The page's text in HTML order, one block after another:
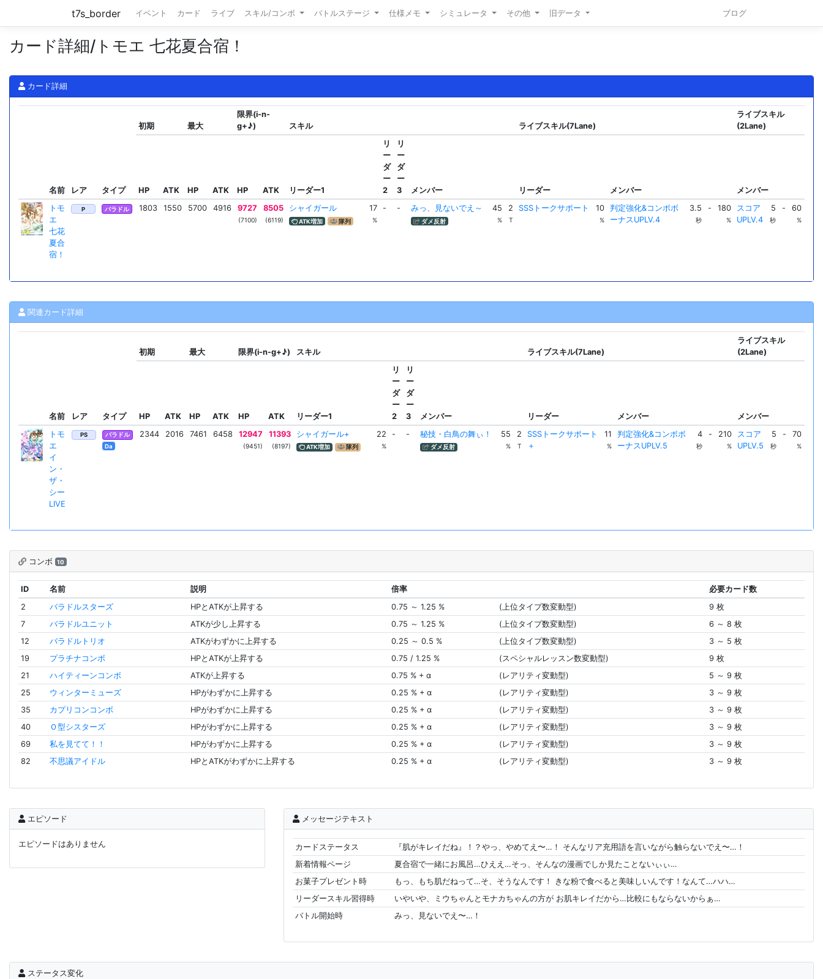
t7s_border イベント カード ライブ スキル/コンボ バトルステージ 仕様メモ シミュレータ その他 旧データ ブログ
カード詳細/トモエ 七花夏合宿！
カード詳細
名前 レア タイプ
初期 最大
限界(i-n-
g+♪)
スキル ライブスキル(7Lane)
ライブスキル
(2Lane)
HP ATK HP ATK HP ATK リーダー1
リ
ー
ダ
ー
2
リ
ー
ダ
ー
3
メンバー リーダー メンバー
メンバー
トモ
エ
七花
夏合
宿！
P バラドル 1803 1550 5700 4916 9727
(7100)
8505
(6119)
シャイガール
ATK増加 隊列
17
%
- - みっ、見ないでえ～
ダメ反射
45
%
2
T
SSSトークサポート 10
%
判定強化&コンボボ
ーナスUPLV.4
3.5
秒
- 180
%
スコア
UPLV.4
5
秒
- 60
%
関連カード詳細
名前 レア タイプ
初期 最大 限界(i-n-g+♪) スキル ライブスキル(7Lane)
ライブスキル
(2Lane)
HP ATK HP ATK HP ATK リーダー1
リ
ー
ダ
ー
2
リ
ー
ダ
ー
3
メンバー リーダー メンバー
メンバー
トモ
エ
イ
ン・
ザ・
シー
LIVE
PS
バラドル
Da
2344 2016 7461 6458 12947
(9451)
11393
(8197)
シャイガール+
ATK増加 隊列
22
%
- - 秘技・白鳥の舞ぃ！
ダメ反射
55
%
2
T
SSSトークサポート
＋
11
%
判定強化&コンボボ
ーナスUPLV.5
4
秒
- 210
%
スコア
UPLV.5
5
秒
- 70
%
コンボ 10
ID 名前 説明 倍率
必要カード数
2
バラドルスターズ HPとATKが上昇する 0.75 ～ 1.25 % (上位タイプ数変動型)
9 枚
7
バラドルユニット ATKが少し上昇する 0.75 ～ 1.25 % (上位タイプ数変動型)
6 ～ 8 枚
12
バラドルトリオ ATKがわずかに上昇する 0.25 ～ 0.5 % (上位タイプ数変動型)
3 ～ 5 枚
19
プラチナコンボ HPとATKが上昇する 0.75 / 1.25 % (スペシャルレッスン数変動型)
9 枚
21
ハイティーンコンボ ATKが上昇する 0.75 % + α (レアリティ変動型)
5 ～ 9 枚
25
ウィンターミューズ HPがわずかに上昇する 0.25 % + α (レアリティ変動型)
3 ～ 9 枚
35
カプリコンコンボ HPがわずかに上昇する 0.25 % + α (レアリティ変動型)
3 ～ 9 枚
40
Ｏ型シスターズ HPがわずかに上昇する 0.25 % + α (レアリティ変動型)
3 ～ 9 枚
69
私を見てて！！ HPがわずかに上昇する 0.25 % + α (レアリティ変動型)
3 ～ 9 枚
82
不思議アイドル HPとATKがわずかに上昇する 0.25 % + α (レアリティ変動型) 3 ～ 9 枚
エピソード
エピソードはありません
メッセージテキスト
カードステータス
『肌がキレイだね』！？やっ、やめてえ〜…！ そんなリア充用語を言いながら触らないでえ〜…！
新着情報ページ
夏合宿で一緒にお風呂…ひええ…そっ、そんなの漫画でしか見たことないぃぃ…
お菓子プレゼント時
もっ、もち肌だねって…そ、そうなんです！ きな粉で食べると美味しいんです！なんて…ハハ…
リーダースキル習得時
いやいや、ミウちゃんとモナカちゃんの方が お肌キレイだから…比較にもならないからぁ…
バトル開始時
みっ、見ないでえ〜…！
ステータス変化